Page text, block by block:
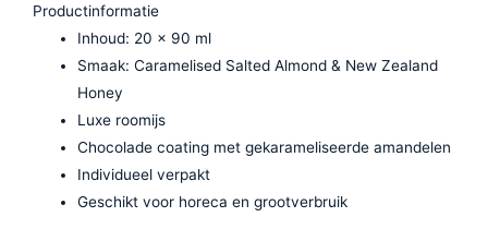
Productinformatie
Inhoud: 20 x 90 ml
Smaak: Caramelised Salted Almond & New Zealand
Honey
Luxe roomijs
Chocolade coating met gekarameliseerde amandelen
Individueel verpakt
Geschikt voor horeca en grootverbruik